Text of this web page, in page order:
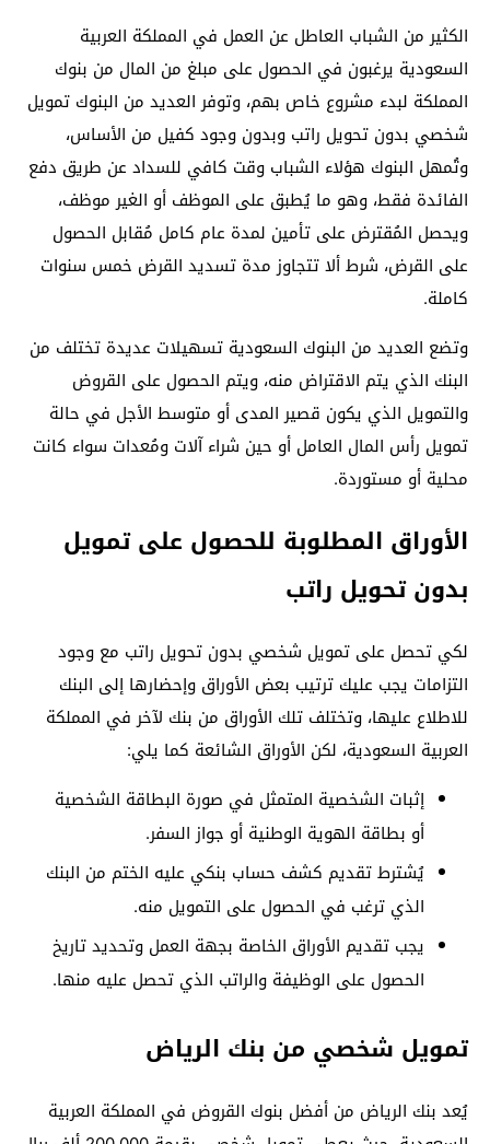
الكثير من الشباب العاطل عن العمل في المملكة العربية
السعودية يرغبون في الحصول على مبلغ من المال من بنوك
المملكة لبدء مشروع خاص بهم، وتوفر العديد من البنوك تمويل
شخصي بدون تحويل راتب وبدون وجود كفيل من الأساس،
وتُمهل البنوك هؤلاء الشباب وقت كافي للسداد عن طريق دفع
الفائدة فقط، وهو ما يُطبق على الموظف أو الغير موظف،
ويحصل المُقترض على تأمين لمدة عام كامل مُقابل الحصول
على القرض، شرط ألا تتجاوز مدة تسديد القرض خمس سنوات
كاملة.
وتضع العديد من البنوك السعودية تسهيلات عديدة تختلف من
البنك الذي يتم الاقتراض منه، ويتم الحصول على القروض
والتمويل الذي يكون قصير المدى أو متوسط الأجل في حالة
تمويل رأس المال العامل أو حين شراء آلات ومُعدات سواء كانت
محلية أو مستوردة.
الأوراق المطلوبة للحصول على تمويل
بدون تحويل راتب
لكي تحصل على تمويل شخصي بدون تحويل راتب مع وجود
التزامات يجب عليك ترتيب بعض الأوراق وإحضارها إلى البنك
للاطلاع عليها، وتختلف تلك الأوراق من بنك لآخر في المملكة
العربية السعودية، لكن الأوراق الشائعة كما يلي:
إثبات الشخصية المتمثل في صورة البطاقة الشخصية
أو بطاقة الهوية الوطنية أو جواز السفر.
يُشترط تقديم كشف حساب بنكي عليه الختم من البنك
الذي ترغب في الحصول على التمويل منه.
يجب تقديم الأوراق الخاصة بجهة العمل وتحديد تاريخ
الحصول على الوظيفة والراتب الذي تحصل عليه منها.
تمويل شخصي من بنك الرياض
يُعد بنك الرياض من أفضل بنوك القروض في المملكة العربية